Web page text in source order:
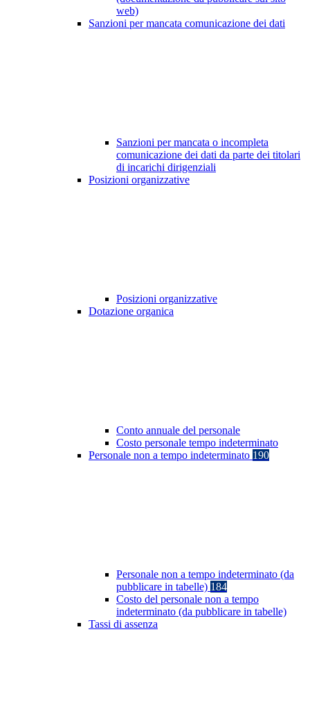
web)
Sanzioni per mancata comunicazione dei dati
Sanzioni per mancata o incompleta
comunicazione dei dati da parte dei titolari
di incarichi dirigenziali
Posizioni organizzative
Posizioni organizzative
Dotazione organica
Conto annuale del personale
Costo personale tempo indeterminato
Personale non a tempo indeterminato 190
Personale non a tempo indeterminato (da
pubblicare in tabelle) 184
Costo del personale non a tempo
indeterminato (da pubblicare in tabelle)
Tassi di assenza